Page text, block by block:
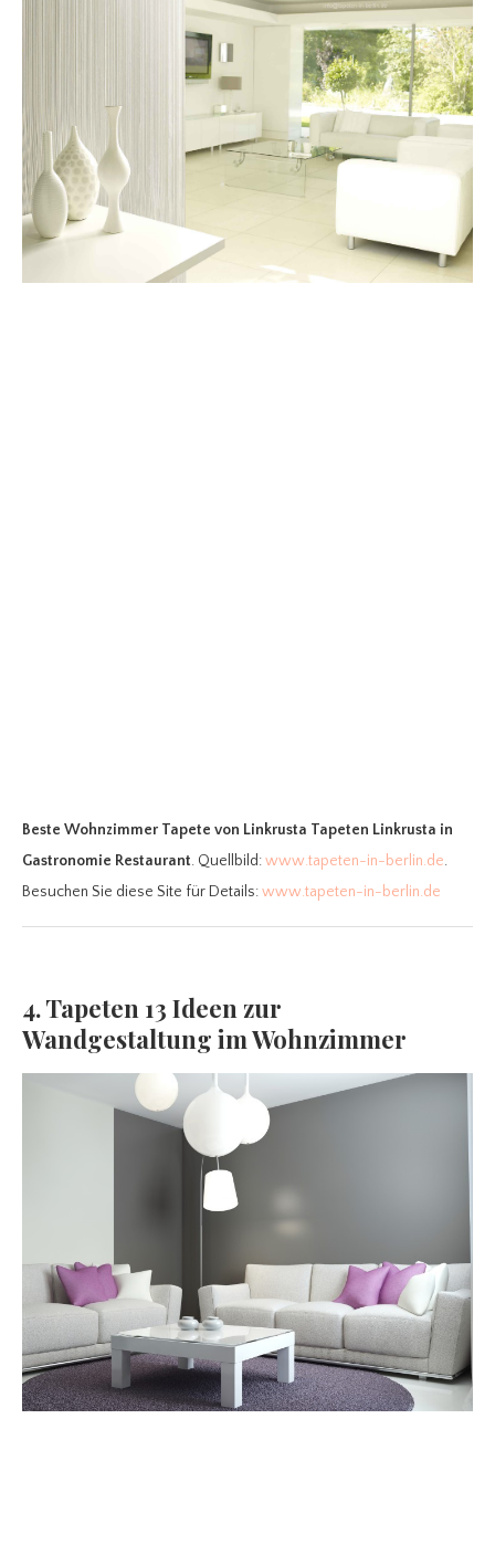
Beste Wohnzimmer Tapete von Linkrusta Tapeten Linkrusta in
Gastronomie Restaurant. Quellbild:www.tapeten-in-berlin.de.
Besuchen Sie diese Site für Details:www.tapeten-in-berlin.de
4. Tapeten 13 Ideen zur
Wandgestaltung im Wohnzimmer